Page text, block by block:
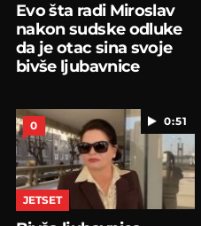
Evo šta radi Miroslav
nakon sudske odluke
da je otac sina svoje
bivše ljubavnice
0:51
0
JETSET